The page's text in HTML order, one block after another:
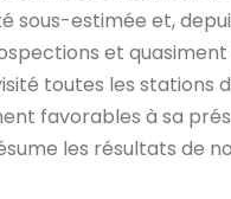
sous-estimée et,
et
toutes les stations
favorables à sa
les résultats de